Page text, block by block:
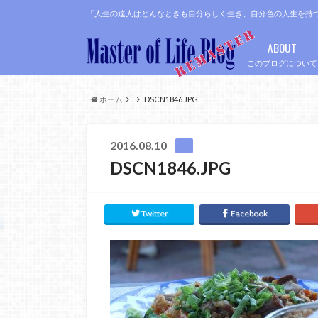
「人生の達人はどんなときも自分らしく生き、自分色の人生を持
このブログについて
ABOUT
ホーム DSCN1846.JPG
2016.08.10
DSCN1846.JPG
Twitter Facebook